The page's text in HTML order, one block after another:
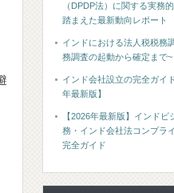
（DPDP法）に関する実務
踏まえた最新動向レポート
インドにおける法人税税務
務調査の起動から確定まで~
インド会社設立の完全ガイ
年最新版】
【2026年最新版】インドビ
務・インド会社法コンプラ
完全ガイド